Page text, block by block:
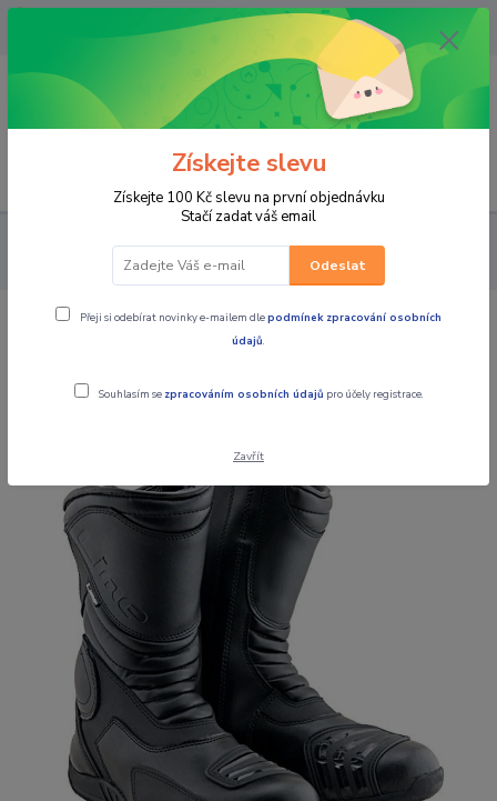
OPAVA 733537099/HLUČÍN
734541648/OLOMOUC 734593593
0,00 CZK
PRO JEZDCE BOTY SILNIČNÍ/SPORTOVNÍ
MBW Pánské
kožené moto boty TR113 černé
MBW Pánské kožené moto boty TR113
Získejte slevu
Získejte 100 Kč slevu na první objednávku
Stačí zadat váš email
Odeslat
Přeji si odebírat novinky e-mailem dlepodmínek zpracování osobních
údajů.
Souhlasím se zpracováním osobních údajů pro účely registrace.
Zavřít